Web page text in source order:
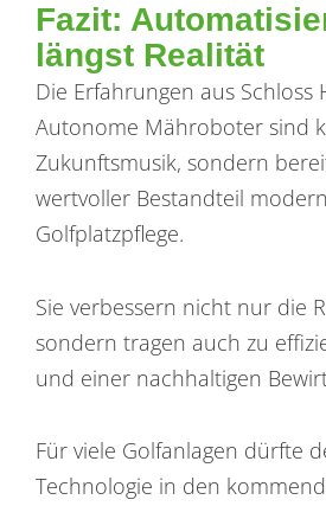
Fazit:
längst Realität
Die Erfahrungen aus Schloss
Autonome Mähroboter sind
Zukunftsmusik, sondern
wertvoller Bestandteil
Golfplatzpflege.
Sie verbessern nicht nur die
sondern tragen auch zu
und einer nachhaltigen
Für viele Golfanlagen dürfte
Technologie in den